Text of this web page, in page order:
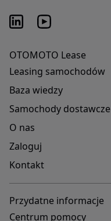
OTOMOTO Lease
Leasing samochodów
Baza wiedzy
Samochody dostawcze
O nas
Zaloguj
Kontakt
Przydatne informacje
Centrum pomocy